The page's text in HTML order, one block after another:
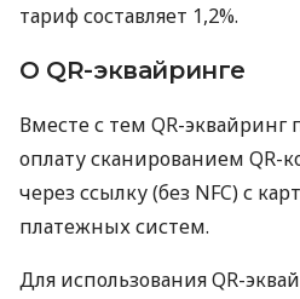
тариф составляет 1,2%.
О QR-эквайринге
Вместе с тем QR-эквайринг
оплату сканированием QR-
через ссылку (без NFC) с
платежных систем.
Для использования QR-